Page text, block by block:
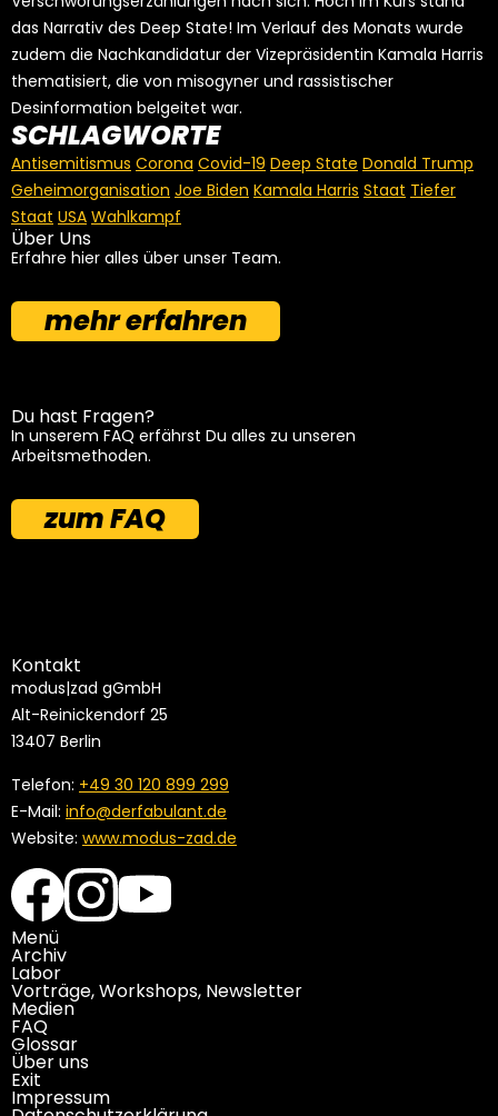
das Narrativ des Deep State! Im Verlauf des Monats wurde
zudem die Nachkandidatur der Vizepräsidentin Kamala Harris
thematisiert, die von misogyner und rassistischer
Desinformation belgeitet war.
SCHLAGWORTE
Antisemitismus Corona Covid-19 Deep State Donald Trump
Geheimorganisation Joe Biden Kamala Harris Staat Tiefer
Staat USA Wahlkampf
Über Uns
Erfahre hier alles über unser Team.
mehr erfahren
Du hast Fragen?
In unserem FAQ erfährst Du alles zu unseren
Arbeitsmethoden.
zum FAQ
Kontakt
modus|zad gGmbH
Alt-Reinickendorf 25
13407 Berlin
Telefon: +49 30 120 899 299
E-Mail: info@derfabulant.de
Website: www.modus-zad.de
Menü
Archiv
Labor
Vorträge, Workshops, Newsletter
Medien
FAQ
Glossar
Über uns
Exit
Impressum